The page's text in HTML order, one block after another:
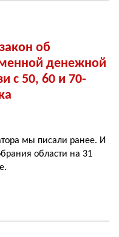
об
денежной
с 50, 60 и 70-
мы писали ранее. И
области на 31